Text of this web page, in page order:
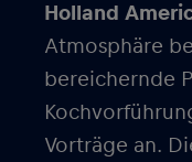
Holland
Atmosphäre
bereichernde
Vorträge an.